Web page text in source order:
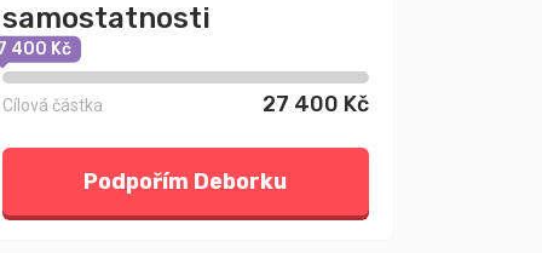
samostatnosti
400 Kč
Cílová částka 27 400 Kč
Podpořím Deborku